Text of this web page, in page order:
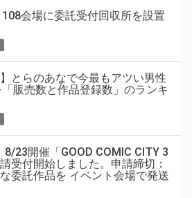
会場に委託受付回収所を設置
とらのあなで今最もアツい男性
販売数と作品登録数」のランキ
8/23開催「GOOD COMIC CITY 3
受付開始しました。申請締切：
委託作品を イベント会場で発送